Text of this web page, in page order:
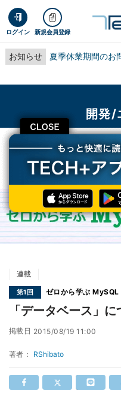
ログイン 新規会員登録
お知らせ 夏季休業期間のお
開発/
TECH+ 企業IT
開発/エンジニ
「データベース」について理解しよ
連載
第1回 ゼロから学ぶ MySQL
「データベース」
掲載日 2015/08/19 11:00
著者： RShibato